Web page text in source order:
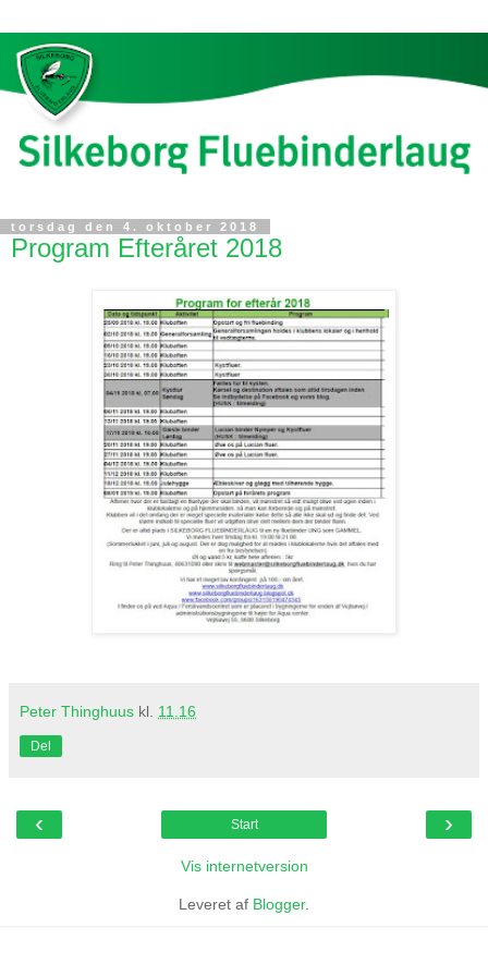
torsdag den 4. oktober 2018
Program Efteråret 2018
Peter Thinghuus kl. 11.16
Del
‹ ›
Start
Vis internetversion
Leveret af Blogger.